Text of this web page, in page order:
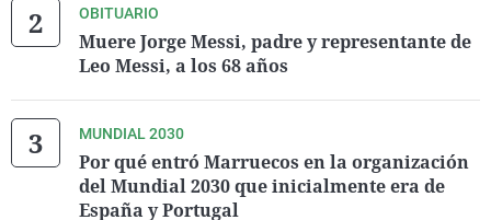
OBITUARIO
Muere Jorge Messi, padre y representante de
Leo Messi, a los 68 años
MUNDIAL 2030
Por qué entró Marruecos en la organización
del Mundial 2030 que inicialmente era de
España y Portugal